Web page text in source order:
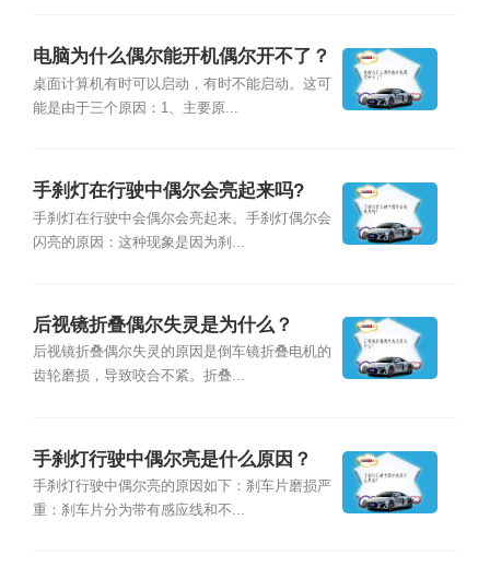
电脑为什么偶尔能开机偶尔开不了？
桌面计算机有时可以启动，有时不能启动。这可
能是由于三个原因：1、主要原...
手刹灯在行驶中偶尔会亮起来吗?
手刹灯在行驶中会偶尔会亮起来。手刹灯偶尔会
闪亮的原因：这种现象是因为刹...
后视镜折叠偶尔失灵是为什么？
后视镜折叠偶尔失灵的原因是倒车镜折叠电机的
齿轮磨损，导致咬合不紧。折叠...
手刹灯行驶中偶尔亮是什么原因？
手刹灯行驶中偶尔亮的原因如下：刹车片磨损严
重：刹车片分为带有感应线和不...